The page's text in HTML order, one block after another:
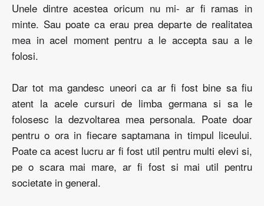
Unele dintre acestea oricum nu mi- ar fi ramas in
minte. Sau poate ca erau prea departe de realitatea
mea in acel moment pentru a le accepta sau a le
folosi.
Dar tot ma gandesc uneori ca ar fi fost bine sa fiu
atent la acele cursuri de limba germana si sa le
folosesc la dezvoltarea mea personala. Poate doar
pentru o ora in fiecare saptamana in timpul liceului.
Poate ca acest lucru ar fi fost util pentru multi elevi si,
pe o scara mai mare, ar fi fost si mai util pentru
societate in general.